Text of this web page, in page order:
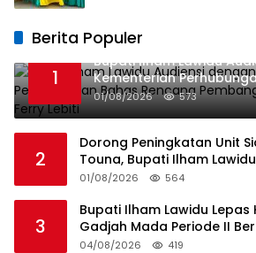
Berita Populer
1
Bupati Ilham Lawidu
Kementerian
Rencana Pembangunan
Lebiti
01/08/2026 573
2
Dorong Peningkatan Unit
Touna, Bupati Ilham
Basarnas Pusat
01/08/2026 564
3
Bupati Ilham Lawidu Lepas
Gadjah Mada Periode II
04/08/2026 419